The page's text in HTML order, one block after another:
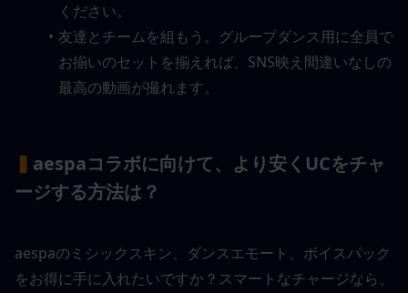
ください。
友達とチームを組もう。グループダンス用に全員で
お揃いのセットを揃えれば、SNS映え間違いなしの
最高の動画が撮れます。
▍ aespaコラボに向けて、より安くUCをチャ
ージする方法は？
aespaのミシックスキン、ダンスエモート、ボイスパック
をお得に手に入れたいですか？スマートなチャージなら、